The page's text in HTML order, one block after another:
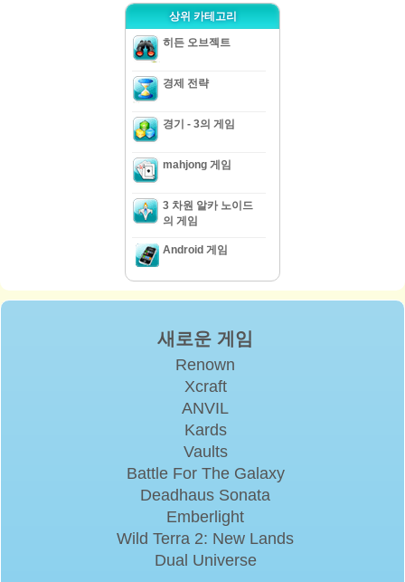
상위 카테고리
히든 오브젝트
경제 전략
경기 - 3의 게임
mahjong 게임
3 차원 알카 노이드
의 게임
Android 게임
새로운 게임
Renown
Xcraft
ANVIL
Kards
Vaults
Battle For The Galaxy
Deadhaus Sonata
Emberlight
Wild Terra 2: New Lands
Dual Universe